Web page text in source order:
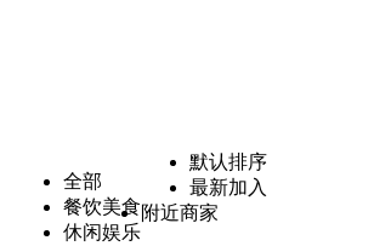
全部
餐饮美食
休闲娱乐
默认排序
最新加入
附近商家